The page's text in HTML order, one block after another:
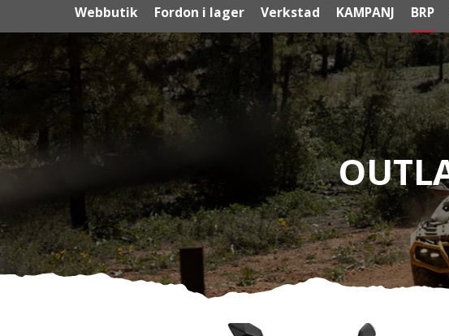
Webbutik Fordon i lager Verkstad KAMPANJ BRP